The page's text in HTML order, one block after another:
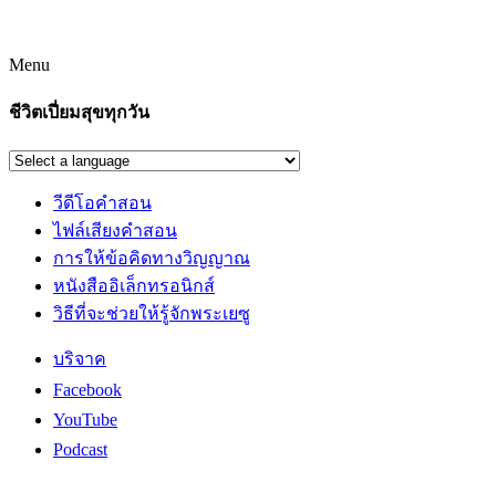
Menu
ชีวิตเปี่ยมสุขทุกวัน
วีดีโอคำสอน
ไฟล์เสียงคำสอน
การให้ข้อคิดทางวิญญาณ
หนังสืออิเล็กทรอนิกส์
วิธีที่จะช่วยให้รู้จักพระเยซู
บริจาค
Facebook
YouTube
Podcast